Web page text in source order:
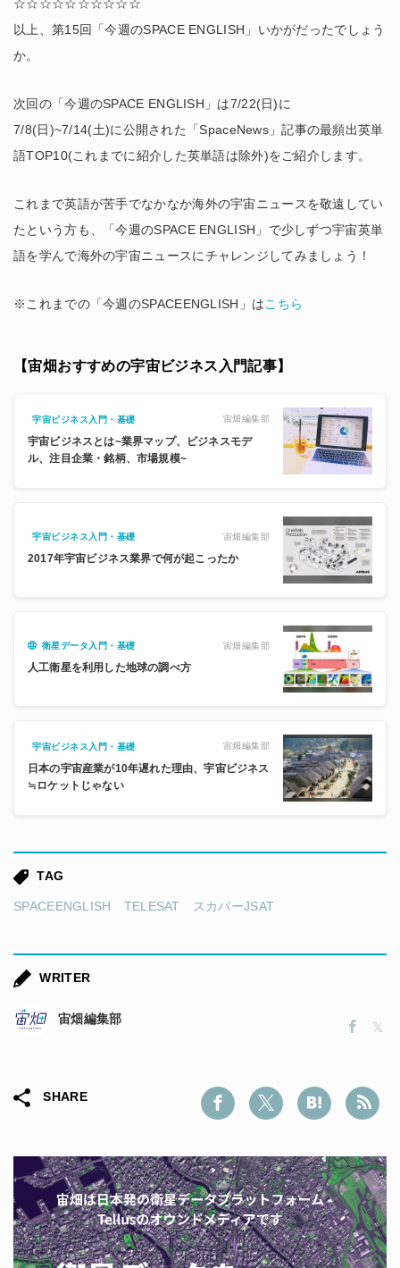
☆☆☆☆☆☆☆☆☆☆
以上、第15回「今週のSPACE ENGLISH」いかがだったでしょう
か。
次回の「今週のSPACE ENGLISH」は7/22(日)に
7/8(日)~7/14(土)に公開された「SpaceNews」記事の最頻出英単
語TOP10(これまでに紹介した英単語は除外)をご紹介します。
これまで英語が苦手でなかなか海外の宇宙ニュースを敬遠してい
たという方も、「今週のSPACE ENGLISH」で少しずつ宇宙英単
語を学んで海外の宇宙ニュースにチャレンジしてみましょう！
※これまでの「今週のSPACEENGLISH」はこちら
【宙畑おすすめの宇宙ビジネス入門記事】
宇宙ビジネス入門・基礎 宙畑編集部
宇宙ビジネスとは~業界マップ、ビジネスモデ
ル、注目企業・銘柄、市場規模~
宇宙ビジネス入門・基礎 宙畑編集部
2017年宇宙ビジネス業界で何が起こったか
衛星データ入門・基礎 宙畑編集部
人工衛星を利用した地球の調べ方
宇宙ビジネス入門・基礎 宙畑編集部
日本の宇宙産業が10年遅れた理由、宇宙ビジネス
≒ロケットじゃない
TAG
SPACEENGLISH TELESAT スカパーJSAT
WRITER
宙畑編集部
SHARE